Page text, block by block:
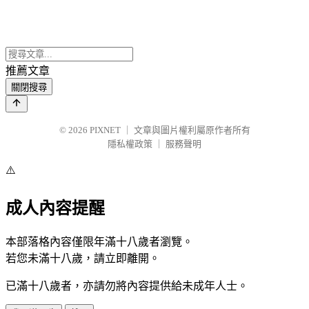
推薦文章
關閉搜尋
© 2026 PIXNET
文章與圖片權利屬原作者所有
隱私權政策
服務聲明
⚠️
成人內容提醒
本部落格內容僅限年滿十八歲者瀏覽。
若您未滿十八歲，請立即離開。
已滿十八歲者，亦請勿將內容提供給未成年人士。